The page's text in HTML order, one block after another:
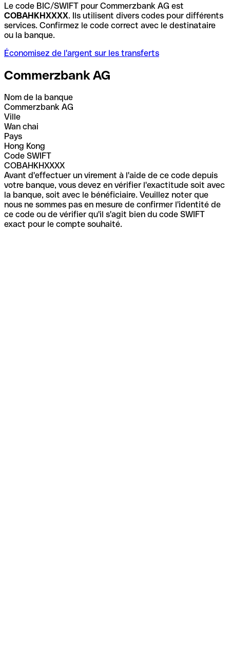
Le code BIC/SWIFT pour Commerzbank AG est
COBAHKHXXXX. Ils utilisent divers codes pour différents
services. Confirmez le code correct avec le destinataire
ou la banque.
Économisez de l'argent sur les transferts
Commerzbank AG
Nom de la banque
Commerzbank AG
Ville
Wan chai
Pays
Hong Kong
Code SWIFT
COBAHKHXXXX
Avant d'effectuer un virement à l'aide de ce code depuis
votre banque, vous devez en vérifier l'exactitude soit avec
la banque, soit avec le bénéficiaire. Veuillez noter que
nous ne sommes pas en mesure de confirmer l'identité de
ce code ou de vérifier qu'il s'agit bien du code SWIFT
exact pour le compte souhaité.